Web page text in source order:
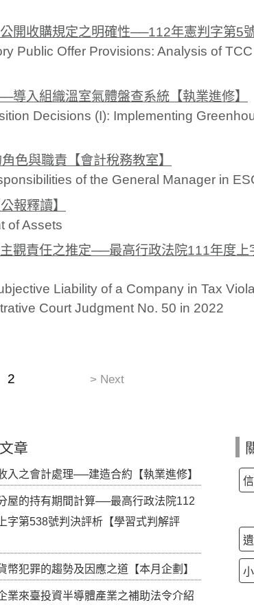
開收購規定之明確性──112年憲判字第5
Public Offer Provisions: Analysis of
導入組織溫室氣體盤查系統【執業進修】
Decisions (I): Implementing
色與職責【會計稅務教室】
of the General Manager in
報釋讀】
of Assets
觀責任之推定──最高行政法院111年度上
Liability of a Company in Tax
Court Judgment No. 50 in 2022
2 > Next
章
入之會計處理──建造合約【執業進修】
屋的持有期間計算──最高行政法院112
字第538號判決評析【學習式判解評
幣犯罪的趨勢及因應之道【本月企劃】
業來臺投資半導體產業之補助法令介紹